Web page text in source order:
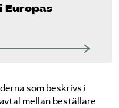
Europas
som beskrivs i
mellan beställare